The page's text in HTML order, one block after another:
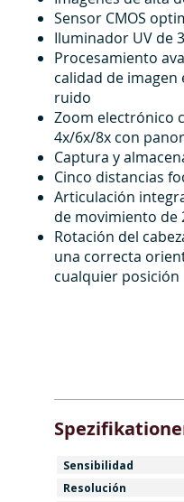
Sensor CMOS
Iluminador UV de
Procesamiento
calidad de
ruido
Zoom electrónico
4x/6x/8x con
Captura y
Cinco distancias
Articulación
de movimiento de
Rotación del
una correcta
cualquier posición
Sensibilidad
Resolución